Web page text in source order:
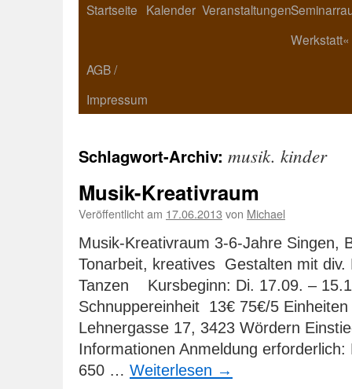
Startseite Kalender Veranstaltungen
Werkstatt«
AGB /
Impressum
Schlagwort-Archiv: musik. kinder
Musik-Kreativraum
Veröffentlicht am 17.06.2013 von Michael
Musik-Kreativraum 3-6-Jahre Singen,
Tonarbeit, kreatives Gestalten mit div.
Tanzen Kursbeginn: Di. 17.09. –
Schnuppereinheit 13€ 75€/5
Lehnergasse 17, 3423 Wördern
Informationen Anmeldung
650 … Weiterlesen →